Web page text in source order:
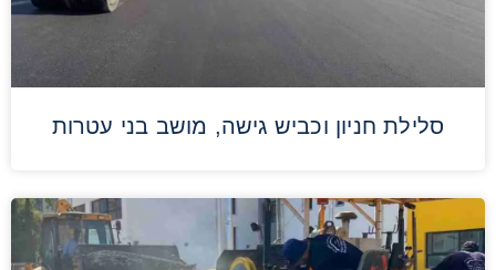
סלילת חניון וכביש גישה, מושב בני עטרות